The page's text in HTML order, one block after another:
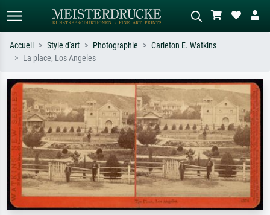
Recherchez par artiste, titre ou style –
ex. Monet, Nuit étoilée,
impressionnisme, vague de Hokusai,
nu.
Décrivez la scène – ex. prairie verte,
abstrait avec beaucoup de rouge,
tableau sombre, nu debout près d'un
arbre.
Accueil Style d'art Photographie
Carleton E. Watkins
La place, Los Angeles